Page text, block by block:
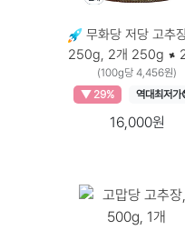
무화당 저당 고추
250g, 2개 250g
(100g당 4,456원)
▼ 29%
역대최저가
16,000원